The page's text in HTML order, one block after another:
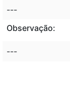
---
Observação:
---